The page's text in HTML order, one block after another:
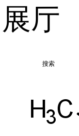
厅
搜索